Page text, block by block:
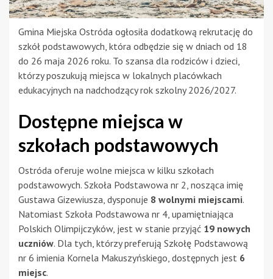
Gmina Miejska Ostróda ogłosiła dodatkową rekrutację do
szkół podstawowych, która odbędzie się w dniach od 18
do 26 maja 2026 roku. To szansa dla rodziców i dzieci,
którzy poszukują miejsca w lokalnych placówkach
edukacyjnych na nadchodzący rok szkolny 2026/2027.
Dostępne miejsca w
szkołach podstawowych
Ostróda oferuje wolne miejsca w kilku szkołach
podstawowych. Szkoła Podstawowa nr 2, nosząca imię
Gustawa Gizewiusza, dysponuje 8 wolnymi miejscami.
Natomiast Szkoła Podstawowa nr 4, upamiętniająca
Polskich Olimpijczyków, jest w stanie przyjąć 19 nowych
uczniów. Dla tych, którzy preferują Szkołę Podstawową
nr 6 imienia Kornela Makuszyńskiego, dostępnych jest 6
miejsc.